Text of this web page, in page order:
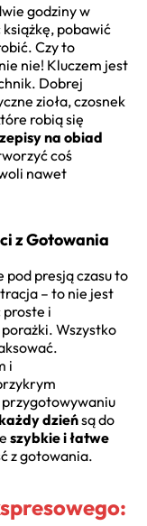
godziny w
pobawić
Czy to
nie! Kluczem jest
Dobrej
zioła, czosnek
robią się
na obiad
coś
nawet
z Gotowania
pod presją czasu to
– to nie jest
proste i
Wszystko
i
dzieńsą do
szybkie i łatwe
z gotowania.